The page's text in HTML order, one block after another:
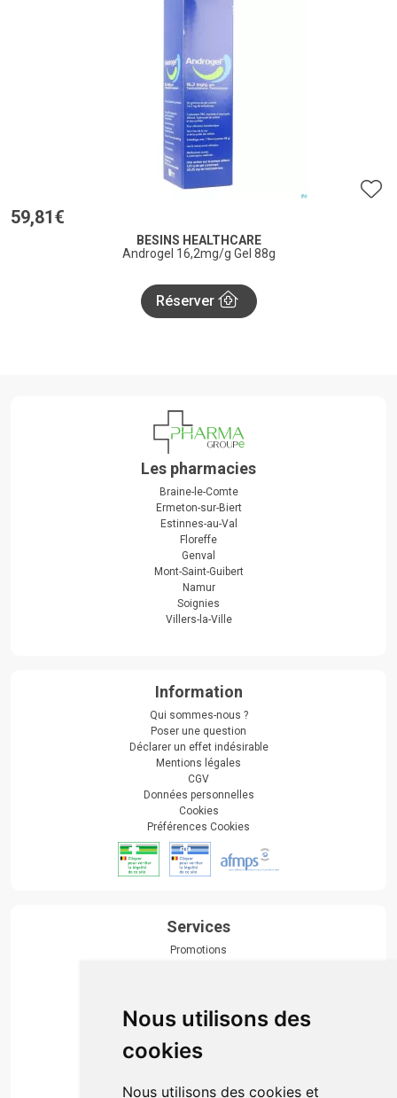
Nous utilisons des
cookies
Nous utilisons des cookies et
59,81 €
BESINS HEALTHCARE
Androgel 16,2mg/g Gel 88g
Réserver
Les pharmacies
Braine-le-Comte
Ermeton-sur-Biert
Estinnes-au-Val
Floreffe
Genval
Mont-Saint-Guibert
Namur
Soignies
Villers-la-Ville
Information
Qui sommes-nous ?
Poser une question
Déclarer un effet indésirable
Mentions légales
CGV
Données personnelles
Cookies
Préférences Cookies
Services
Promotions
Actualités & conseils
Événements
Marques
Suivez-nous